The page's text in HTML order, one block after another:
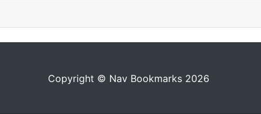
Copyright © Nav Bookmarks 2026